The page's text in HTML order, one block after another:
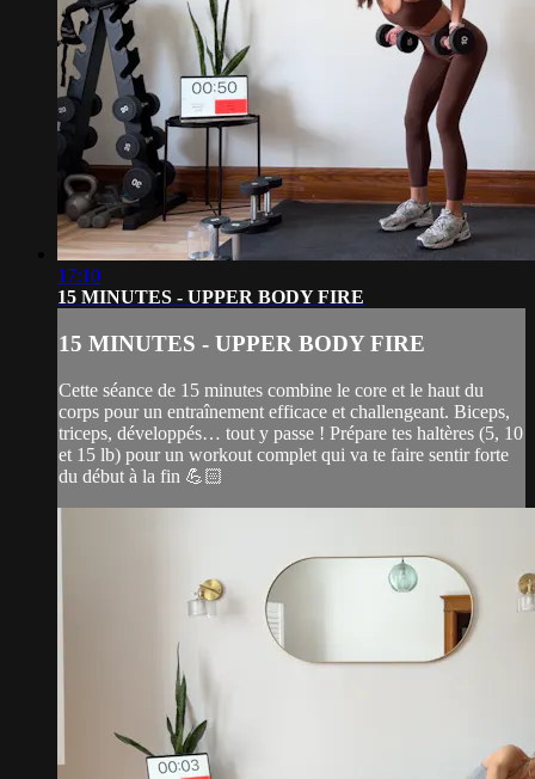
17:10
15 MINUTES - UPPER BODY FIRE
15 MINUTES - UPPER BODY FIRE
Cette séance de 15 minutes combine le core et le haut du
corps pour un entraînement efficace et challengeant. Biceps,
triceps, développés… tout y passe ! Prépare tes haltères (5, 10
et 15 lb) pour un workout complet qui va te faire sentir forte
du début à la fin 💪🏻